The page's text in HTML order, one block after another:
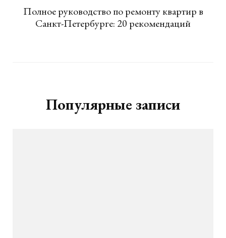
Полное руководство по ремонту квартир в
Санкт-Петербурге: 20 рекомендаций
Популярные записи